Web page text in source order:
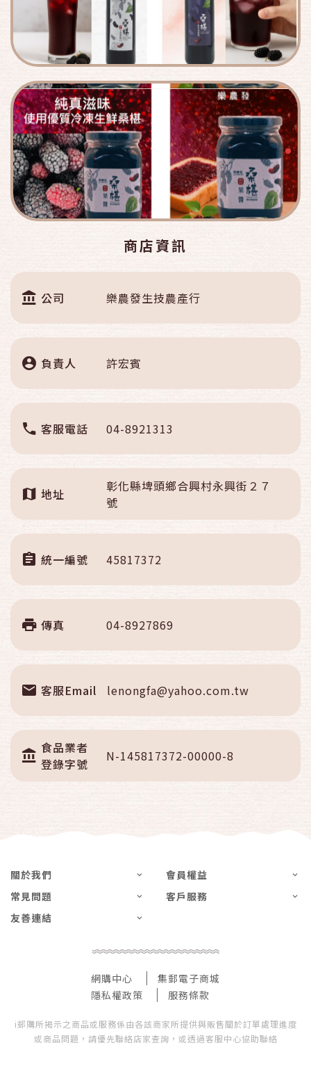
商店資訊
公司 樂農發生技農產行
負責人 許宏賓
客服電話 04-8921313
地址
彰化縣埤頭鄉合興村永興街２７
號
統一編號 45817372
傳真 04-8927869
客服Email lenongfa@yahoo.com.tw
食品業者
登錄字號
N-145817372-00000-8
關於我們
會員權益
常見問題
客戶服務
友善連結
網購中心
集郵電子商城
隱私權政策
服務條款
i郵購所揭示之商品或服務係由各該商家所提供與販售關於訂單處理進度
或商品問題，請優先聯絡店家查詢，或透過客服中心協助聯絡